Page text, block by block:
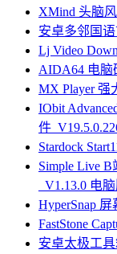
XMind 头脑
安卓多邻国
Lj Video
AIDA64 电脑
MX Player 强
IObit
件
Stardock
Simple Live
_V1.13.0 电
HyperSnap
FastStone
安卓太极工